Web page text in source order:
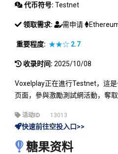
代币符号: Testnet
领取需求: 需申请
重要程度: ★★☆ 2.7
收录时间: 2025/10/08
Voxelplay正在進行Testnet，這
页面，參與激勵測試網活動，奪取
活动ID 13013
快速前往空投入口>>
糖果资料